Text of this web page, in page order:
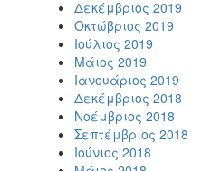
Δεκέμβριος 2019
Οκτώβριος 2019
Ιούλιος 2019
Μάιος 2019
Ιανουάριος 2019
Δεκέμβριος 2018
Νοέμβριος 2018
Σεπτέμβριος 2018
Ιούνιος 2018